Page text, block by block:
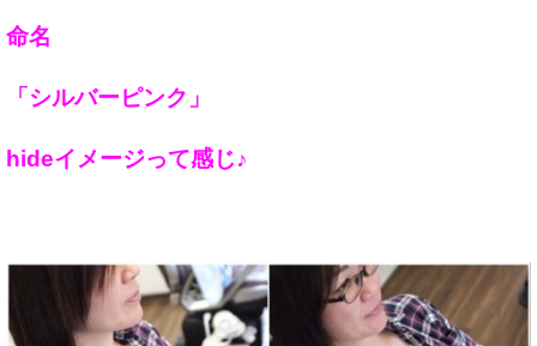
命名
「シルバーピンク」
hideイメージって感じ♪